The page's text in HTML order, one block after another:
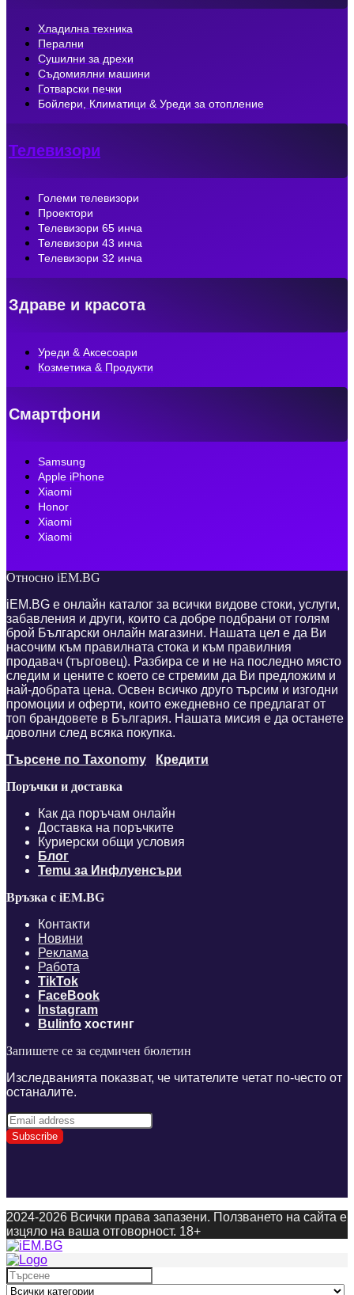
Хладилна техника
Перални
Сушилни за дрехи
Съдомиялни машини
Готварски печки
Бойлери, Климатици & Уреди за отопление
Телевизори
Големи телевизори
Проектори
Телевизори 65 инча
Телевизори 43 инча
Телевизори 32 инча
Здраве и красота
Уреди & Аксесоари
Козметика & Продукти
Смартфони
Samsung
Apple iPhone
Xiaomi
Honor
Xiaomi
Xiaomi
Относно iEM.BG
iEM.BG е онлайн каталог за всички видове стоки, услуги,
забавления и други, които са добре подбрани от голям
брой Български онлайн магазини. Нашата цел е да Ви
насочим към правилната стока и към правилния
продавач (търговец). Разбира се и не на последно място
следим и цените с което се стремим да Ви предложим и
най-добрата цена. Освен всичко друго търсим и изгодни
промоции и оферти, които ежедневно се предлагат от
топ брандовете в България. Нашата мисия е да останете
доволни след всяка покупка.
Търсене по Taxonomy
Кредити
Поръчки и доставка
Как да поръчам онлайн
Доставка на поръчките
Куриерски общи условия
Блог
Temu за Инфлуенсъри
Връзка с iEM.BG
Контакти
Новини
Реклама
Работа
TikTok
FaceBook
Instagram
Bulinfo хостинг
Запишете се за седмичен бюлетин
Изследванията показват, че читателите четат по-често от
останалите.
2024-2026 Всички права запазени. Ползването на сайта е
изцяло на ваша отговорност. 18+
Search
for: